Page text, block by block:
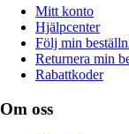
Mitt konto
Hjälpcenter
Följ min
Returnera min
Rabattkoder
Om oss